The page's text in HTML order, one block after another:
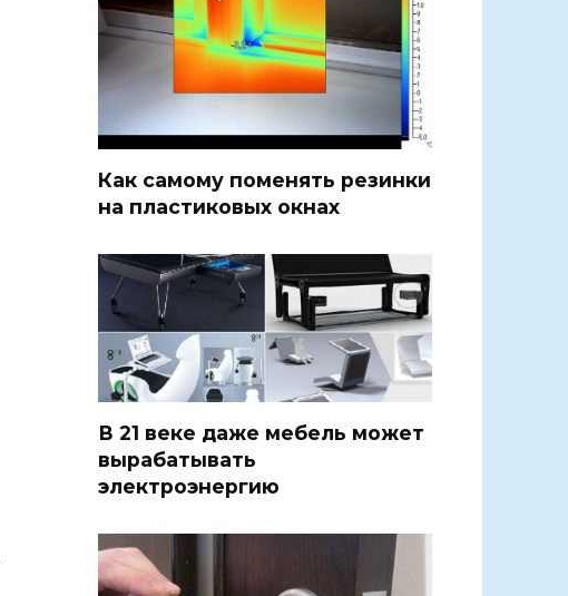
Как самому поменять резинки
на пластиковых окнах
В 21 веке даже мебель может
вырабатывать
электроэнергию